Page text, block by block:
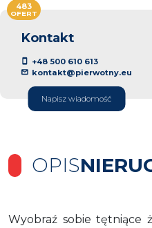
Kontakt
+48 500 610 613
kontakt@pierwotny.eu
Napisz wiadomość
483
OFERT
OPIS
Wyobraź sobie tętniące